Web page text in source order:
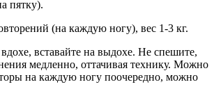
пятку).
(на каждую ногу), вес 1-3 кг.
вставайте на выдохе. Не спешите,
медленно, оттачивая технику. Можно
на каждую ногу поочередно, можно